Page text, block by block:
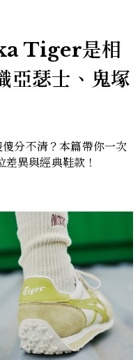
Tiger是相
亞瑟士、鬼塚
不清？本篇帶你一次
異與經典鞋款！